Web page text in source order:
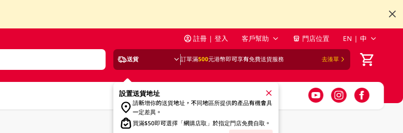
註冊 | 登入 客戶幫助 門店位置 EN | 中
送貨 訂單滿500元港幣即可享有免費送貨服務 去湊單
設置送貨地址
請新增你的送貨地址，不同地區所提供的產品有機會具
一定差異。
買滿$50即可選擇「網購店取」於指定門店免費自取。